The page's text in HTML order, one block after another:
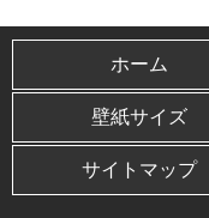
ホーム
壁紙サイズ
サイトマップ